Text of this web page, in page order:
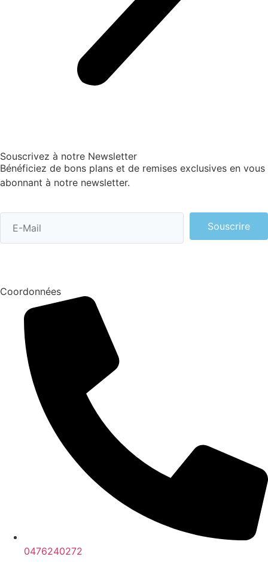
Souscrivez à notre Newsletter
Bénéficiez de bons plans et de remises exclusives en vous
abonnant à notre newsletter.
Souscrire
Coordonnées
0476240272